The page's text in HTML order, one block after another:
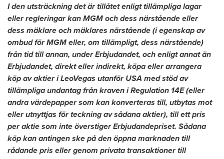
I den utsträckning det är tillåtet enligt tillämpliga lagar
eller regleringar kan MGM och dess närstående eller
dess mäklare och mäklares närstående (i egenskap av
ombud för MGM eller, om tillämpligt, dess närstående)
från tid till annan, under Erbjudandet, och enligt annat än
Erbjudandet, direkt eller indirekt, köpa eller arrangera
köp av aktier i LeoVegas utanförUSA med stöd av
tillämpliga undantag från kraven i Regulation 14E (eller
andra värdepapper som kan konverteras till, utbytas mot
eller utnyttjas för teckning av sådana aktier), till ett pris
per aktie som inte överstiger Erbjudandepriset. Sådana
köp kan antingen ske på den öppna marknaden till
rådande pris eller genom privata transaktioner till